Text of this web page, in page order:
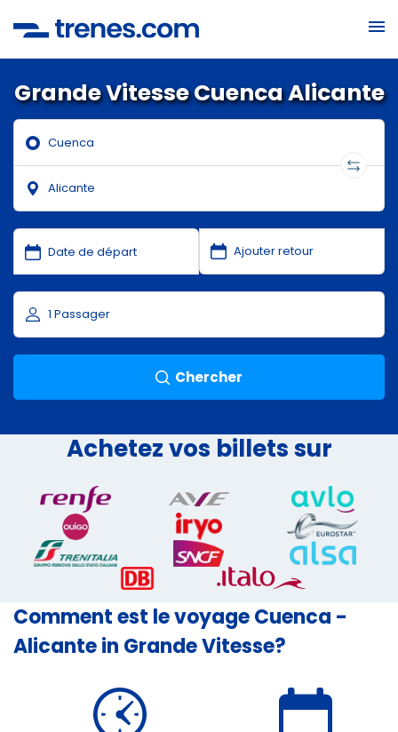
Grande Vitesse Cuenca Alicante
Chercher
Achetez vos billets sur
Comment est le voyage Cuenca -
Alicante in Grande Vitesse?